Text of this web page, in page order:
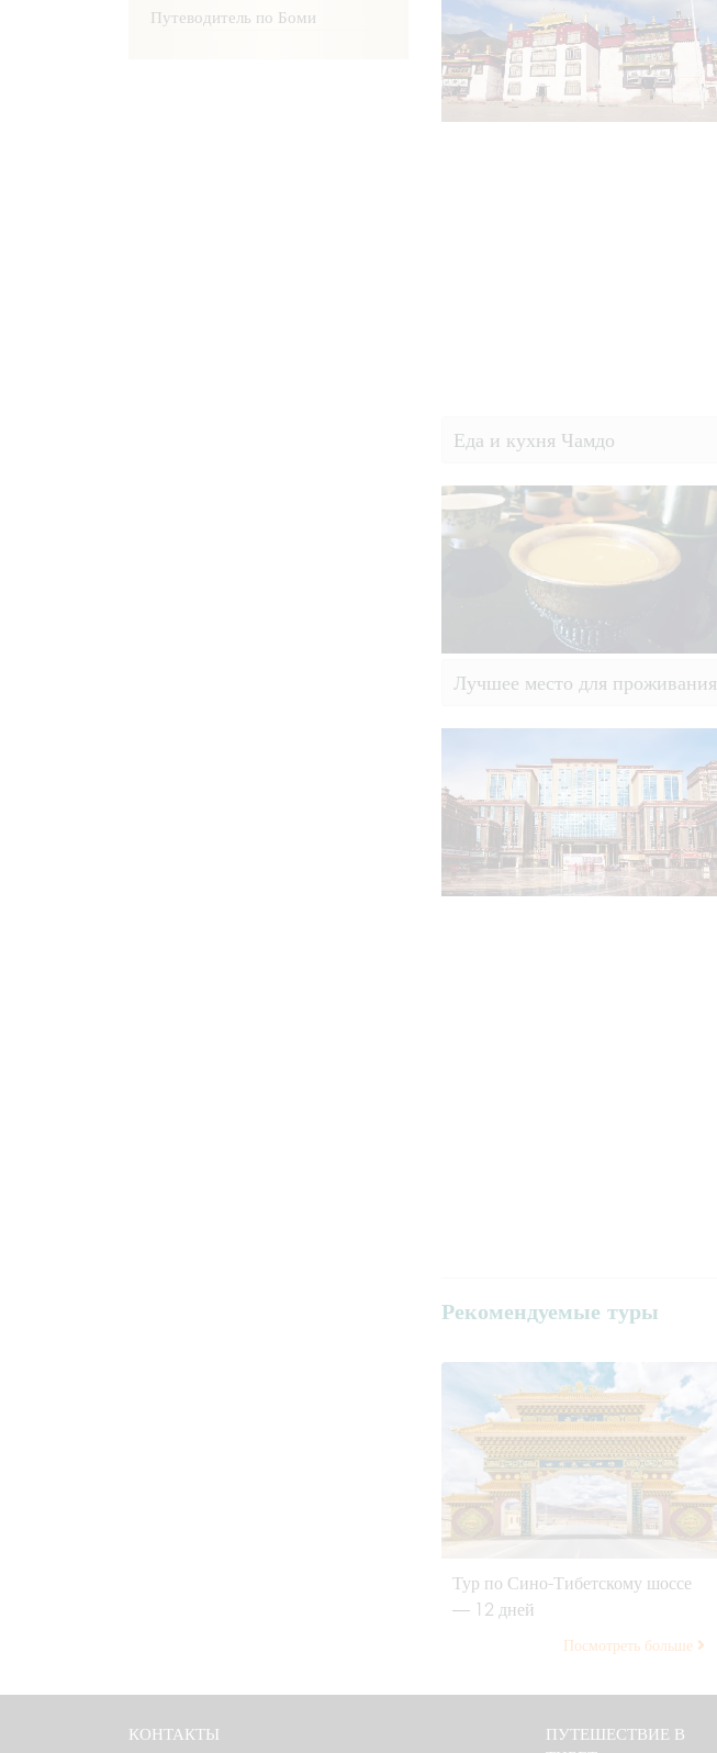
Путеводитель по Боми
Еда и кухня Чамдо
Лучшее место для проживания
Рекомендуемые туры
Тур по Сино-Тибетскому шоссе
— 12 дней
Посмотреть больше
КОНТАКТЫ
ПУТЕШЕСТВИЕ В